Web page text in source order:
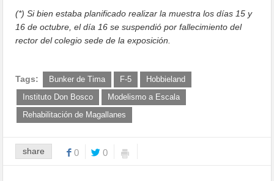
(*) Si bien estaba planificado realizar la muestra los días 15 y
16 de octubre, el día 16 se suspendió por fallecimiento del
rector del colegio sede de la exposición.
Tags: Bunker de Tima F-5
Hobbieland
Instituto Don Bosco
Modelismo a Escala
Rehabilitación de Magallanes
share 0 0